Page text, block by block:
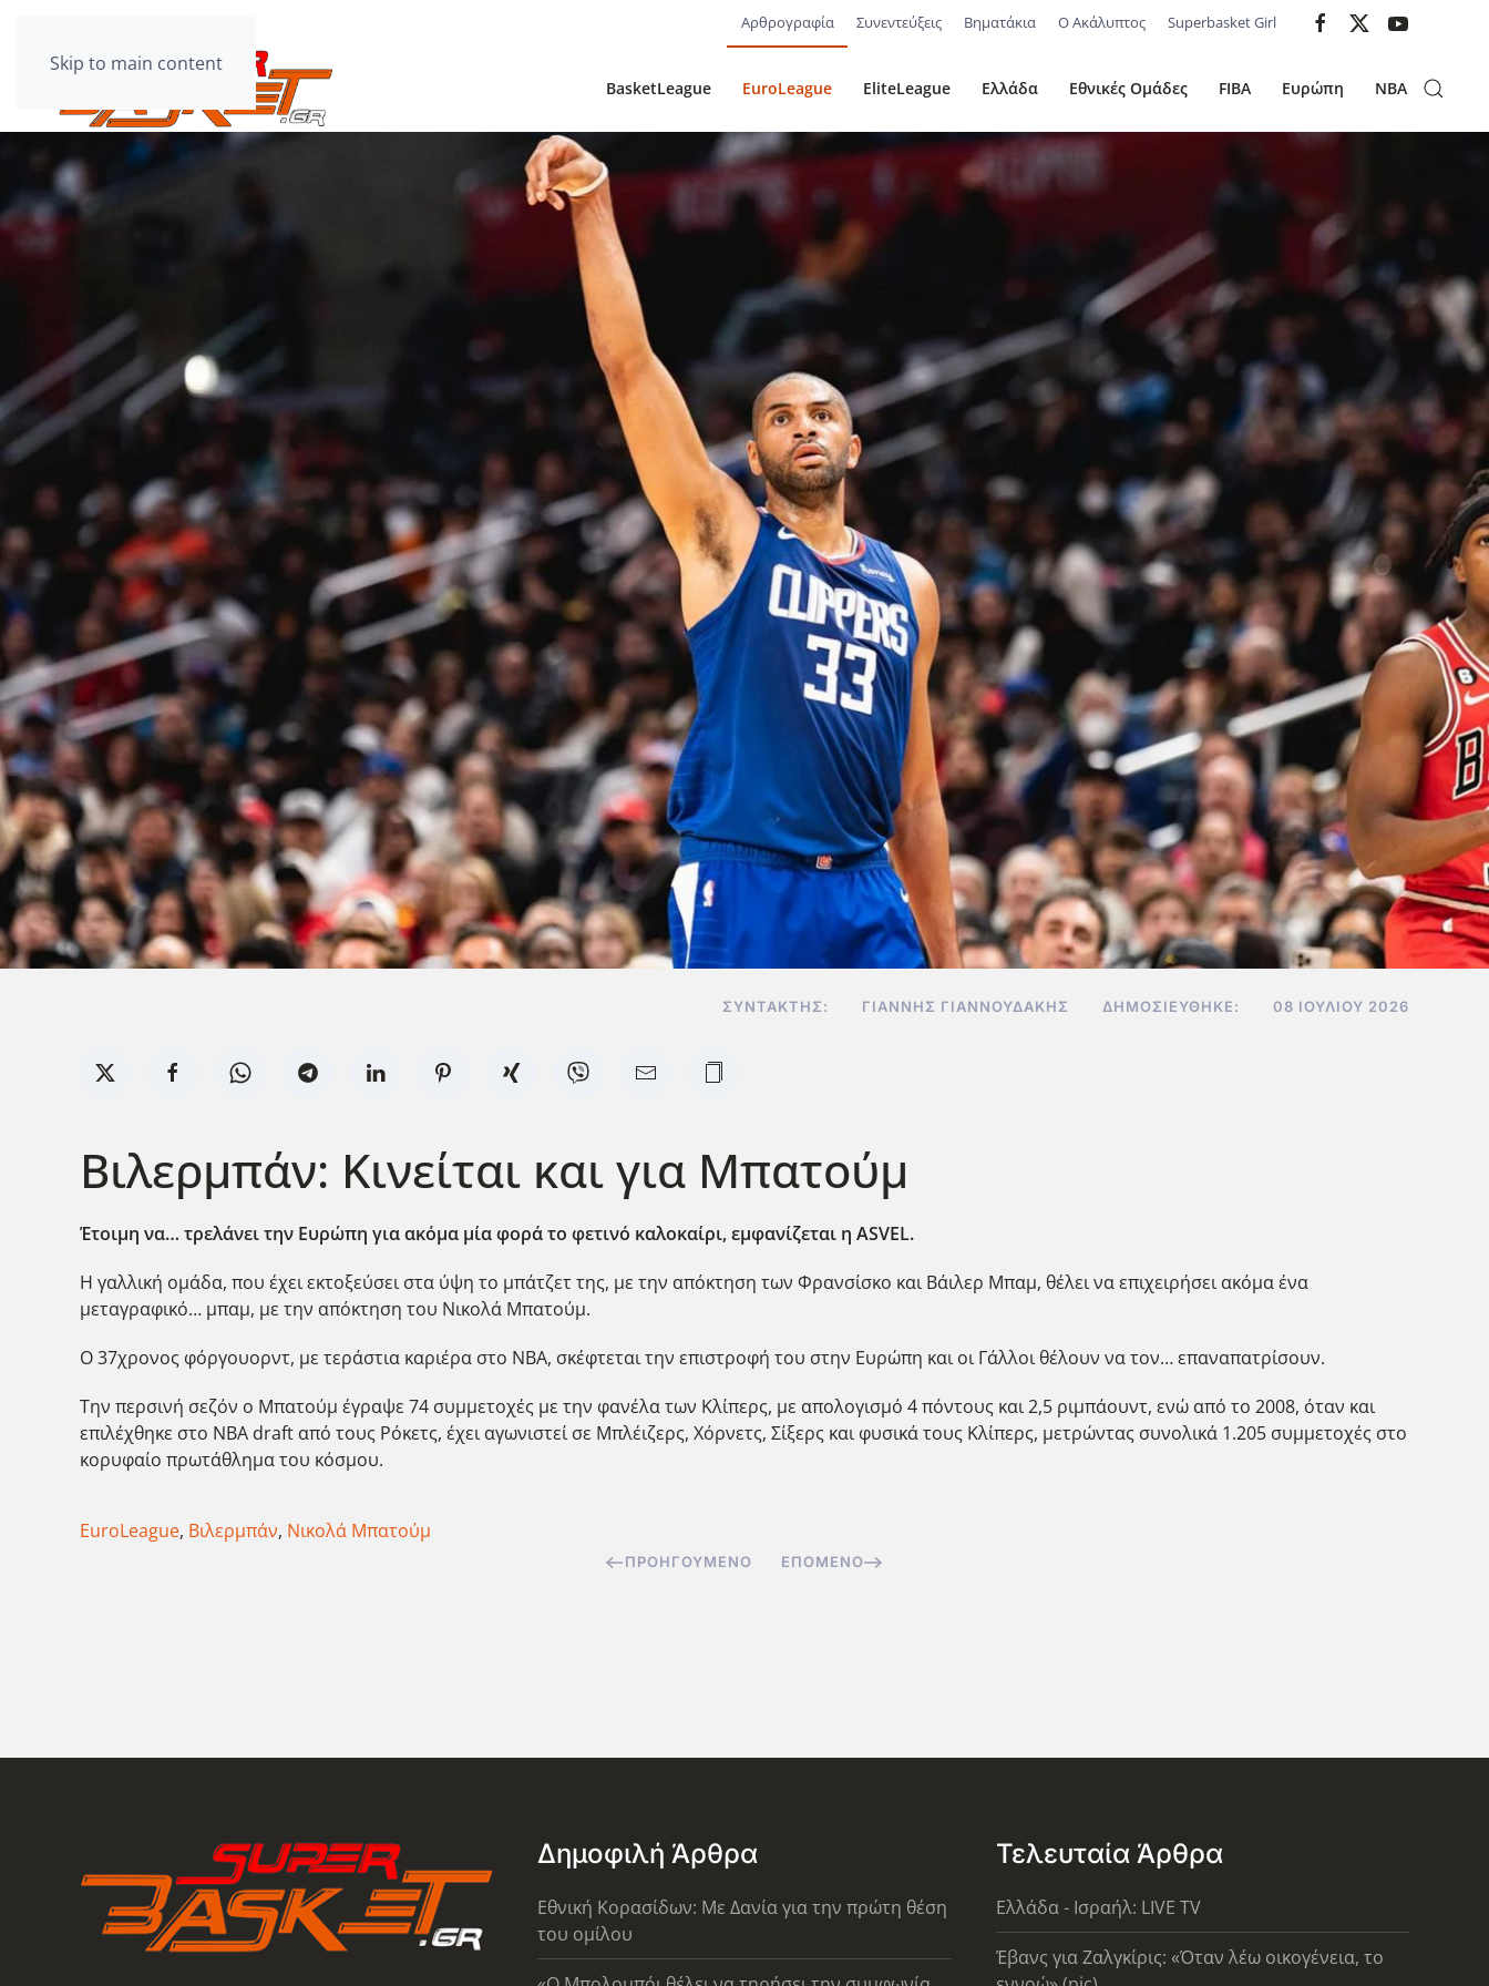
Skip to main content
Αρθρογραφία Συνεντεύξεις Βηματάκια Ο Ακάλυπτος Superbasket Girl
BasketLeague EuroLeague EliteLeague Ελλάδα Εθνικές Ομάδες FIBA Ευρώπη NBA
ΣΥΝΤΆΚΤΗΣ: ΓΙΆΝΝΗΣ ΓΙΑΝΝΟΥΔΆΚΗΣ ΔΗΜΟΣΙΕΎΘΗΚΕ: 08 ΙΟΥΛΊΟΥ 2026
Βιλερμπάν: Κινείται και για Μπατούμ
Έτοιμη να… τρελάνει την Ευρώπη για ακόμα μία φορά το φετινό καλοκαίρι, εμφανίζεται η ASVEL.
Η γαλλική ομάδα, που έχει εκτοξεύσει στα ύψη το μπάτζετ της, με την απόκτηση των Φρανσίσκο και Βάιλερ Μπαμ, θέλει να επιχειρήσει ακόμα ένα
μεταγραφικό… μπαμ, με την απόκτηση του Νικολά Μπατούμ.
Ο 37χρονος φόργουορντ, με τεράστια καριέρα στο ΝΒΑ, σκέφτεται την επιστροφή του στην Ευρώπη και οι Γάλλοι θέλουν να τον… επαναπατρίσουν.
Την περσινή σεζόν ο Μπατούμ έγραψε 74 συμμετοχές με την φανέλα των Κλίπερς, με απολογισμό 4 πόντους και 2,5 ριμπάουντ, ενώ από το 2008, όταν και
επιλέχθηκε στο NBA draft από τους Ρόκετς, έχει αγωνιστεί σε Μπλέιζερς, Χόρνετς, Σίξερς και φυσικά τους Κλίπερς, μετρώντας συνολικά 1.205 συμμετοχές στο
κορυφαίο πρωτάθλημα του κόσμου.
EuroLeague, Βιλερμπάν, Νικολά Μπατούμ
ΠΡΟΗΓΟΎΜΕΝΟ ΕΠΌΜΕΝΟ
Δημοφιλή Άρθρα
Εθνική Κορασίδων: Με Δανία για την πρώτη θέση
του ομίλου
Τελευταία Άρθρα
Ελλάδα - Ισραήλ: LIVE TV
Έβανς για Ζαλγκίρις: «Όταν λέω οικογένεια, το